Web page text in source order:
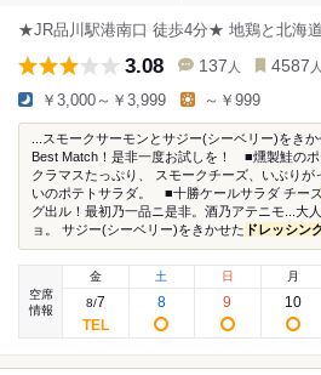
★JR品川駅港南口 徒歩4分★ 地鶏と北海
3.08 137 人 4587 人
￥3,000～￥3,999 ～￥999
...スモークサーモンとサジー(シーベリー)をき
Best Match！是非一度お試しを！ ■燻製鮭の
クラマスたっぷり、 スモークチーズ、いぶり
いのポテトサラダ。 ■十勝ケールサラダ チー
グ出ル！最初乃一品ニ是非。酒乃アテニモ...大
ョ。 サジー(シーベリー)をきかせた ドレッシン
空席
情報
金
8/7
土
8
日
9
月
10